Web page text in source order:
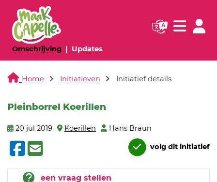
Omschrijving(huidige pagina)
Updates(huidige pagina)
Navigatie
Home Initiatieven Initiatief details
Pleinborrel Koerillen
20 jul 2019 Koerillen Hans Braun
volg dit initiatief
een vraag stellen